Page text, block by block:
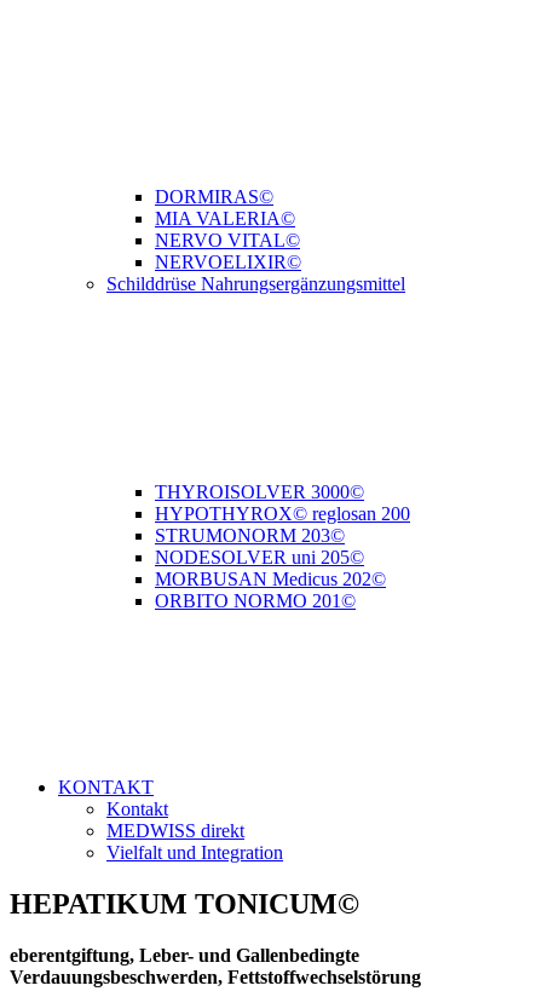
DORMIRAS©
MIA VALERIA©
NERVO VITAL©
NERVOELIXIR©
Schilddrüse Nahrungsergänzungsmittel
THYROISOLVER 3000©
HYPOTHYROX© reglosan 200
STRUMONORM 203©
NODESOLVER uni 205©
MORBUSAN Medicus 202©
ORBITO NORMO 201©
KONTAKT
Kontakt
MEDWISS direkt
Vielfalt und Integration
HEPATIKUM TONICUM©
eberentgiftung, Leber- und Gallenbedingte
Verdauungsbeschwerden, Fettstoffwechselstörung